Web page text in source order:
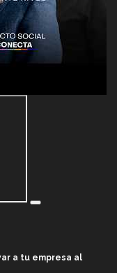
a tu empresa al